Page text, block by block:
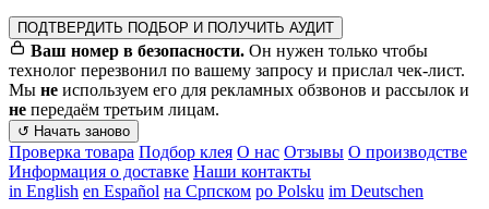
ПОДТВЕРДИТЬ ПОДБОР И ПОЛУЧИТЬ АУДИТ
Ваш номер в безопасности. Он нужен только чтобы
технолог перезвонил по вашему запросу и прислал чек-лист.
Мы не используем его для рекламных обзвонов и рассылок и
не передаём третьим лицам.
↺ Начать заново
Проверка товара Подбор клея О нас Отзывы О производстве
Информация о доставке Наши контакты
in English en Español на Cрпском po Polsku im Deutschen